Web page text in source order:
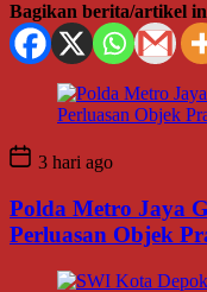
Bagikan berita/artikel
3 hari ago
Polda Metro Jaya
Perluasan Objek